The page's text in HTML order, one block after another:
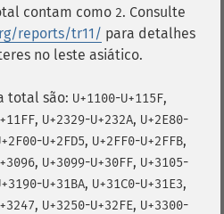
contam como 2. Consulte
reports/tr11/ para detalhes
no leste asiático.
total são: U+1100-U+115F,
, U+2329-U+232A, U+2E80-
-U+2FD5, U+2FF0-U+2FFB,
, U+3099-U+30FF, U+3105-
-U+31BA, U+31C0-U+31E3,
, U+3250-U+32FE, U+3300-